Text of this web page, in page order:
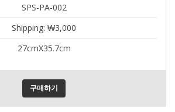
SPS-PA-002
Shipping: ₩3,000
27cmX35.7cm
구매하기